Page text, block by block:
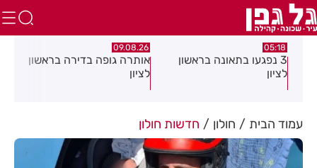
05:18
3 נפגעו בתאונה בראשון
לציון
09.08.26
אותרה גופה בדירה בראשון
לציון
עמוד הבית חולון חדשות חולון